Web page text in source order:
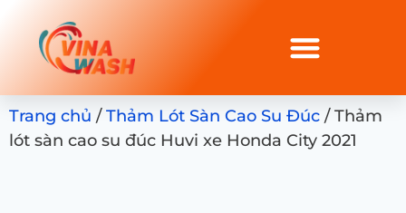
Trang chủ /Thảm Lót Sàn Cao Su Đúc / Thảm
lót sàn cao su đúc Huvi xe Honda City 2021